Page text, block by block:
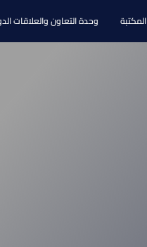
المكتبة وحدة التعاون والعلاقات